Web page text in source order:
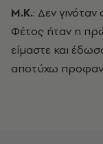
Μ.Κ.: Δεν
Φέτος ήταν η
είμαστε και
αποτύχω